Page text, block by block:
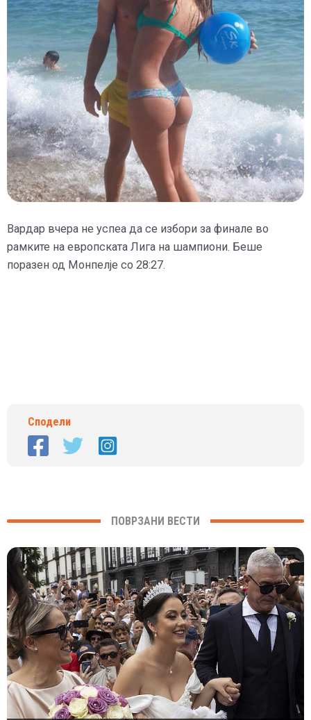
Вардар вчера не успеа да се избори за финале во
рамките на европската Лига на шампиони. Беше
поразен од Монпелје со 28:27.
Сподели
ПОВРЗАНИ ВЕСТИ